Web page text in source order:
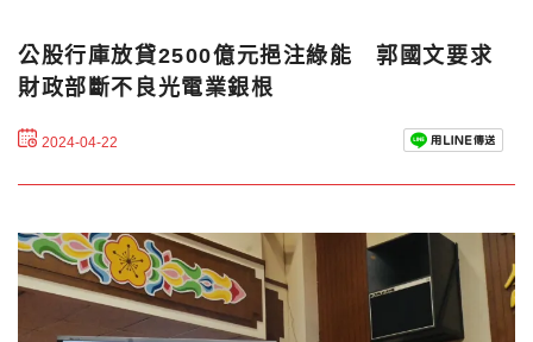
公股行庫放貸2500億元挹注綠能 郭國文要求
財政部斷不良光電業銀根
2024-04-22